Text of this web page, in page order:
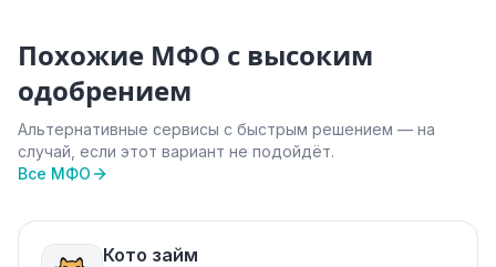
Похожие МФО с высоким
одобрением
Альтернативные сервисы с быстрым решением — на
случай, если этот вариант не подойдёт.
Все МФО
Кото займ